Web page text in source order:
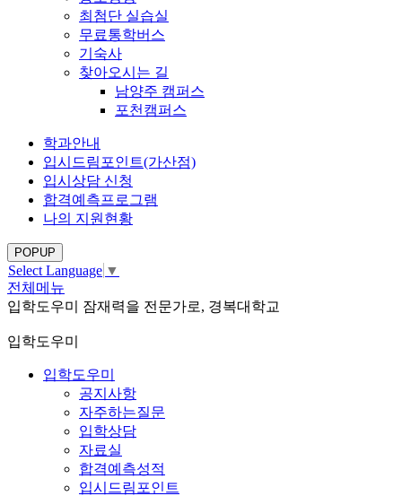
최첨단 실습실
무료통학버스
기숙사
찾아오시는 길
남양주 캠퍼스
포천캠퍼스
학과안내
입시드림포인트(가산점)
입시상담 신청
합격예측프로그램
나의 지원현황
POPUP
Select Language ▼
전체메뉴
입학도우미
잠재력을 전문가로, 경복대학교
입학도우미
입학도우미
공지사항
자주하는질문
입학상담
자료실
합격예측성적
입시드림포인트